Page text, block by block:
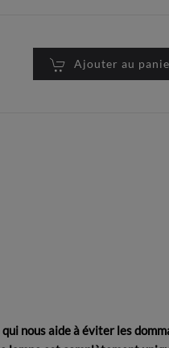
Ajouter au
nous aide à éviter les